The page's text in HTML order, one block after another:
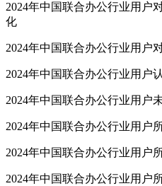
2024年中国联合办公行业用户
化
2024年中国联合办公行业用户
2024年中国联合办公行业用户
2024年中国联合办公行业用户
2024年中国联合办公行业用户
2024年中国联合办公行业用户
2024年中国联合办公行业用户